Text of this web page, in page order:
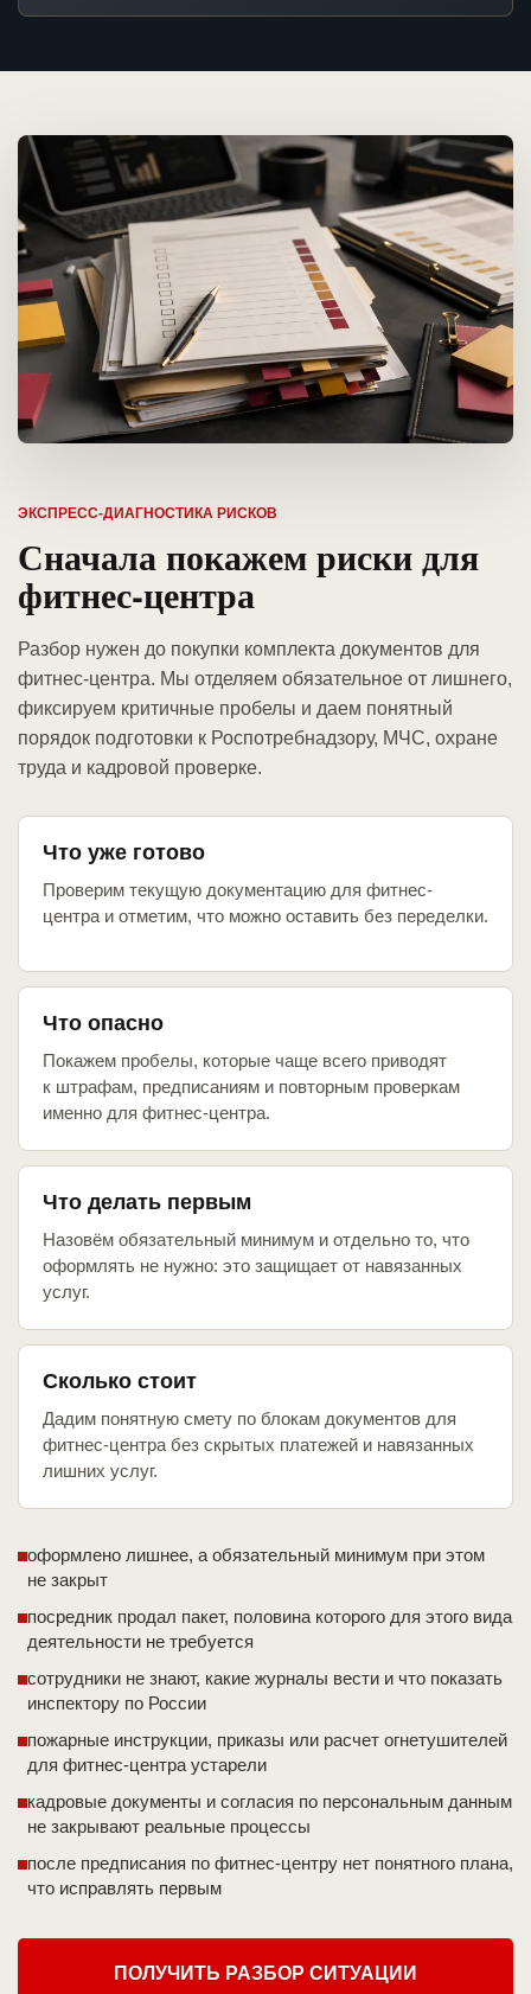
ЭКСПРЕСС-ДИАГНОСТИКА РИСКОВ
Сначала покажем риски для
фитнес-центра
Разбор нужен до покупки комплекта документов для
фитнес-центра. Мы отделяем обязательное от лишнего,
фиксируем критичные пробелы и даем понятный
порядок подготовки к Роспотребнадзору, МЧС, охране
труда и кадровой проверке.
Что уже готово
Проверим текущую документацию для фитнес-
центра и отметим, что можно оставить без переделки.
Что опасно
Покажем пробелы, которые чаще всего приводят
к штрафам, предписаниям и повторным проверкам
именно для фитнес-центра.
Что делать первым
Назовём обязательный минимум и отдельно то, что
оформлять не нужно: это защищает от навязанных
услуг.
Сколько стоит
Дадим понятную смету по блокам документов для
фитнес-центра без скрытых платежей и навязанных
лишних услуг.
оформлено лишнее, а обязательный минимум при этом
не закрыт
посредник продал пакет, половина которого для этого вида
деятельности не требуется
сотрудники не знают, какие журналы вести и что показать
инспектору по России
пожарные инструкции, приказы или расчет огнетушителей
для фитнес-центра устарели
кадровые документы и согласия по персональным данным
не закрывают реальные процессы
после предписания по фитнес-центру нет понятного плана,
что исправлять первым
ПОЛУЧИТЬ РАЗБОР СИТУАЦИИ